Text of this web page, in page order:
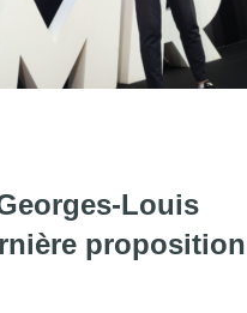
Louis Bouchez sur la
Louis
proposition